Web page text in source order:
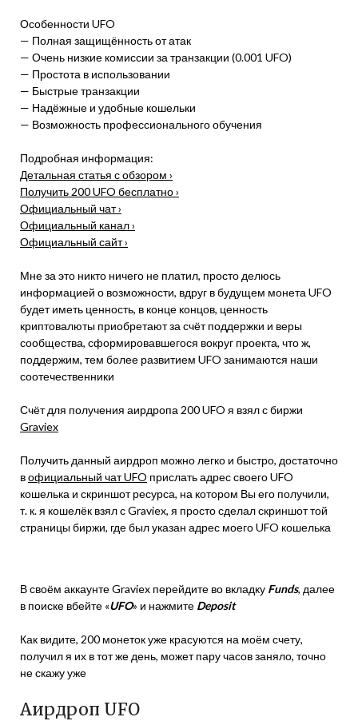
Особенности UFO
— Полная защищённость от атак
— Очень низкие комиссии за транзакции (0.001 UFO)
— Простота в использовании
— Быстрые транзакции
— Надёжные и удобные кошельки
— Возможность профессионального обучения
Подробная информация:
Детальная статья с обзором ›
Получить 200 UFO бесплатно ›
Официальный чат ›
Официальный канал ›
Официальный сайт ›
Мне за это никто ничего не платил, просто делюсь
информацией о возможности, вдруг в будущем монета UFO
будет иметь ценность, в конце концов, ценность
криптовалюты приобретают за счёт поддержки и веры
сообщества, сформировавшегося вокруг проекта, что ж,
поддержим, тем более развитием UFO занимаются наши
соотечественники
Счёт для получения аирдропа 200 UFO я взял с биржи
Graviex
Получить данный аирдроп можно легко и быстро, достаточно
вофициальный чат UFO прислать адрес своего UFO
кошелька и скриншот ресурса, на котором Вы его получили,
т. к. я кошелёк взял с Graviex, я просто сделал скриншот той
страницы биржи, где был указан адрес моего UFO кошелька
В своём аккаунте Graviex перейдите во вкладку Funds, далее
в поиске вбейте «UFO» и нажмите Deposit
Как видите, 200 монеток уже красуются на моём счету,
получил я их в тот же день, может пару часов заняло, точно
не скажу уже
Аирдроп UFO